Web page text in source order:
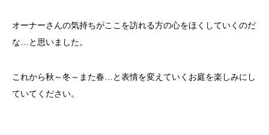
オーナーさんの気持ちがここを訪れる方の心をほくしていくのだ
な…と思いました。
これから秋～冬～また春…と表情を変えていくお庭を楽しみにし
ていてください。